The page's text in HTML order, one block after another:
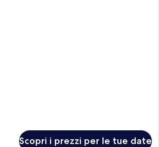
Scopri i prezzi per le tue date